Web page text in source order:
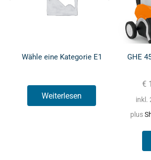
Wähle eine Kategorie E1
Weiterlesen
GHE
€
inkl.
plus